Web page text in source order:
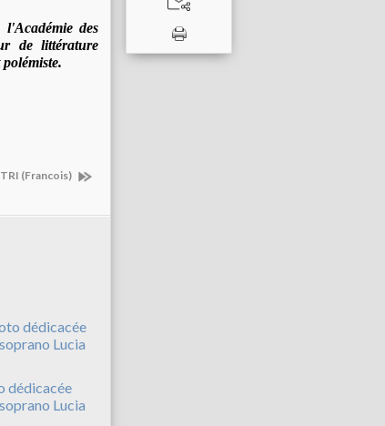
des
de littérature
(Francois)
dédicacée
Lucia